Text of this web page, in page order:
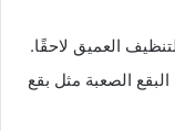
العميق لاحقًا.
الصعبة مثل بقع